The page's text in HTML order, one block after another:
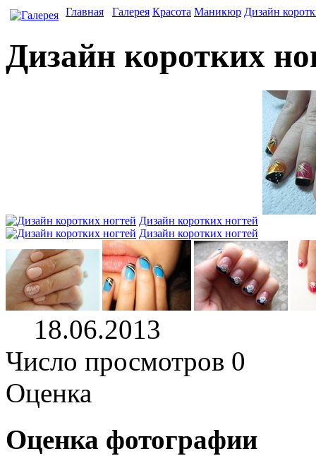
Главная Галерея Красота Маникюр Дизайн
Дизайн коротких
Дизайн коротких ногтей
Дизайн коротких ногтей
18.06.2013
Число просмотров 0
Оценка
Оценка фотографии